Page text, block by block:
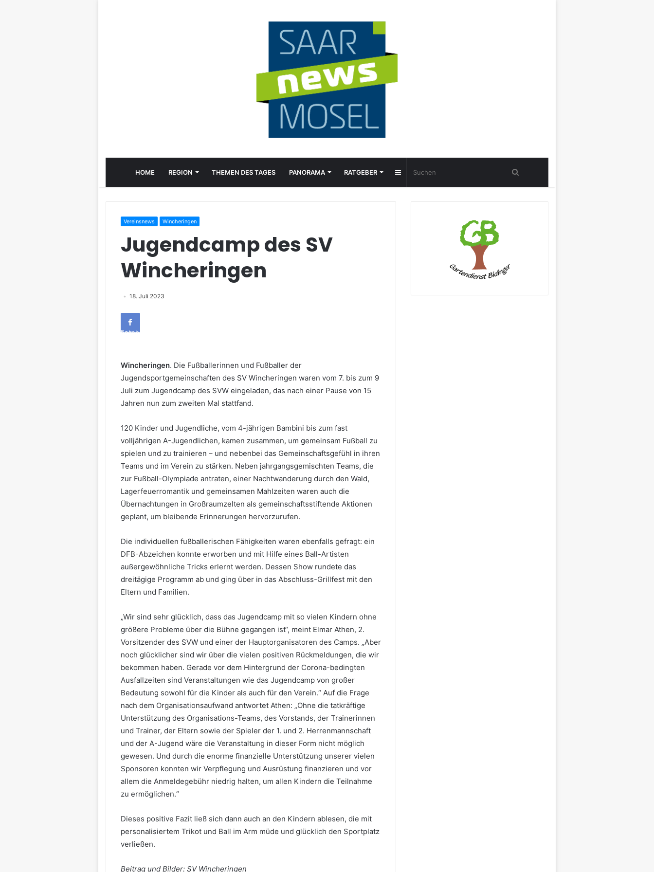
HOME REGION THEMEN DES TAGES PANORAMA RATGEBER Sidebar
Vereinsnews Wincheringen
Jugendcamp des SV
Wincheringen
18. Juli 2023
Facebook
Wincheringen. Die Fußballerinnen und Fußballer der
Jugendsportgemeinschaften des SV Wincheringen waren vom 7. bis zum 9
Juli zum Jugendcamp des SVW eingeladen, das nach einer Pause von 15
Jahren nun zum zweiten Mal stattfand.
120 Kinder und Jugendliche, vom 4-jährigen Bambini bis zum fast
volljährigen A-Jugendlichen, kamen zusammen, um gemeinsam Fußball zu
spielen und zu trainieren – und nebenbei das Gemeinschaftsgefühl in ihren
Teams und im Verein zu stärken. Neben jahrgangsgemischten Teams, die
zur Fußball-Olympiade antraten, einer Nachtwanderung durch den Wald,
Lagerfeuerromantik und gemeinsamen Mahlzeiten waren auch die
Übernachtungen in Großraumzelten als gemeinschaftsstiftende Aktionen
geplant, um bleibende Erinnerungen hervorzurufen.
Die individuellen fußballerischen Fähigkeiten waren ebenfalls gefragt: ein
DFB-Abzeichen konnte erworben und mit Hilfe eines Ball-Artisten
außergewöhnliche Tricks erlernt werden. Dessen Show rundete das
dreitägige Programm ab und ging über in das Abschluss-Grillfest mit den
Eltern und Familien.
„Wir sind sehr glücklich, dass das Jugendcamp mit so vielen Kindern ohne
größere Probleme über die Bühne gegangen ist“, meint Elmar Athen, 2.
Vorsitzender des SVW und einer der Hauptorganisatoren des Camps. „Aber
noch glücklicher sind wir über die vielen positiven Rückmeldungen, die wir
bekommen haben. Gerade vor dem Hintergrund der Corona-bedingten
Ausfallzeiten sind Veranstaltungen wie das Jugendcamp von großer
Bedeutung sowohl für die Kinder als auch für den Verein.“ Auf die Frage
nach dem Organisationsaufwand antwortet Athen: „Ohne die tatkräftige
Unterstützung des Organisations-Teams, des Vorstands, der Trainerinnen
und Trainer, der Eltern sowie der Spieler der 1. und 2. Herrenmannschaft
und der A-Jugend wäre die Veranstaltung in dieser Form nicht möglich
gewesen. Und durch die enorme finanzielle Unterstützung unserer vielen
Sponsoren konnten wir Verpflegung und Ausrüstung finanzieren und vor
allem die Anmeldegebühr niedrig halten, um allen Kindern die Teilnahme
zu ermöglichen.“
Dieses positive Fazit ließ sich dann auch an den Kindern ablesen, die mit
personalisiertem Trikot und Ball im Arm müde und glücklich den Sportplatz
verließen.
Beitrag und Bilder: SV Wincheringen